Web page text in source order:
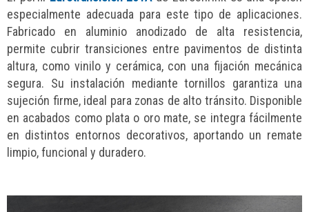
especialmente adecuada para este tipo de aplicaciones.
Fabricado en aluminio anodizado de alta resistencia,
permite cubrir transiciones entre pavimentos de distinta
altura, como vinilo y cerámica, con una fijación mecánica
segura. Su instalación mediante tornillos garantiza una
sujeción firme, ideal para zonas de alto tránsito. Disponible
en acabados como plata o oro mate, se integra fácilmente
en distintos entornos decorativos, aportando un remate
limpio, funcional y duradero.